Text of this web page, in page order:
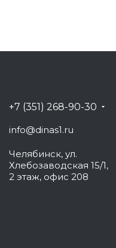
+7 (351) 268-90-30
info@dinas1.ru
Челябинск, ул.
Хлебозаводская 15/1,
2 этаж, офис 208